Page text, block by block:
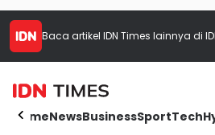
Baca artikel IDN Times lainnya di
HomeNewsBusinessSportTech